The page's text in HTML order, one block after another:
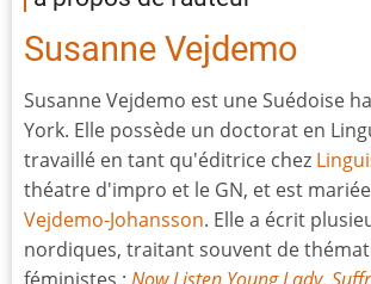
Susanne Vejdemo
Susanne Vejdemo est une Suédoise
York. Elle possède un doctorat en
travaillé en tant qu'éditrice chez
théatre d'impro et le GN, et est
Vejdemo-Johansson. Elle a écrit
nordiques, traitant souvent de